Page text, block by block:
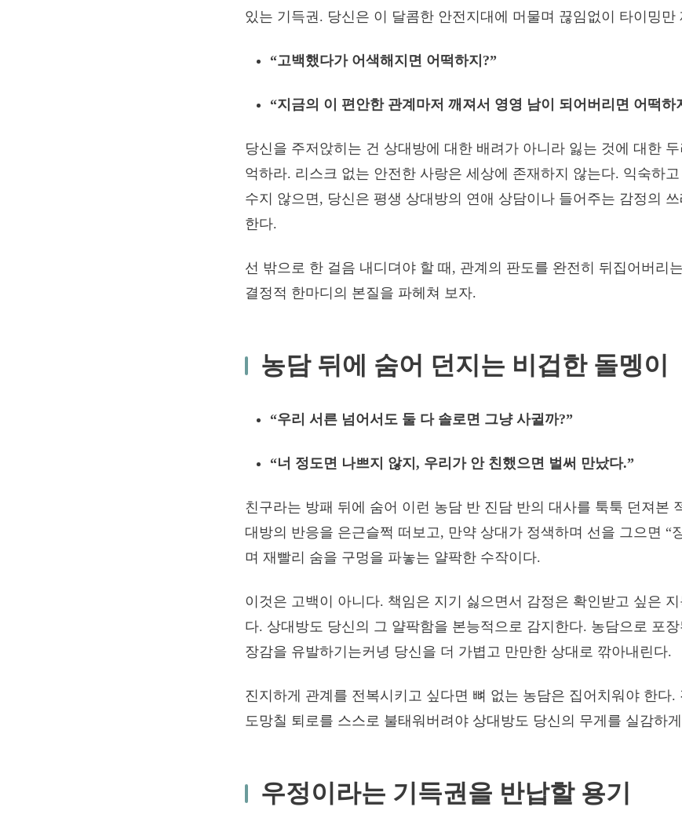
있는 기득권. 당신은 이 달콤한 안전지대에 머물며 끊임없이 타이밍만
“고백했다가 어색해지면 어떡하지?”
“지금의 이 편안한 관계마저 깨져서 영영 남이 되어버리면 어떡하
당신을 주저앉히는 건 상대방에 대한 배려가 아니라 잃는 것에 대한 두
억하라. 리스크 없는 안전한 사랑은 세상에 존재하지 않는다. 익숙하
수지 않으면, 당신은 평생 상대방의 연애 상담이나 들어주는 감정의
한다.
선 밖으로 한 걸음 내디뎌야 할 때, 관계의 판도를 완전히 뒤집어버리
결정적 한마디의 본질을 파헤쳐 보자.
농담 뒤에 숨어 던지는 비겁한 돌멩이
“우리 서른 넘어서도 둘 다 솔로면 그냥 사귈까?”
“너 정도면 나쁘지 않지, 우리가 안 친했으면 벌써 만났다.”
친구라는 방패 뒤에 숨어 이런 농담 반 진담 반의 대사를 툭툭 던져본
대방의 반응을 은근슬쩍 떠보고, 만약 상대가 정색하며 선을 그으면 “
며 재빨리 숨을 구멍을 파놓는 얄팍한 수작이다.
이것은 고백이 아니다. 책임은 지기 싫으면서 감정은 확인받고 싶은 지
다. 상대방도 당신의 그 얄팍함을 본능적으로 감지한다. 농담으로 포
장감을 유발하기는커녕 당신을 더 가볍고 만만한 상대로 깎아내린다.
진지하게 관계를 전복시키고 싶다면 뼈 없는 농담은 집어치워야 한다.
도망칠 퇴로를 스스로 불태워버려야 상대방도 당신의 무게를 실감하
우정이라는 기득권을 반납할 용기